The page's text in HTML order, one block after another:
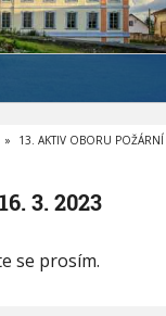
»
13. AKTIV OBORU POŽÁRNÍ
3. 2023
se prosím.